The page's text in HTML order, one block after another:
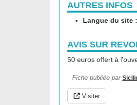
AUTRES INFOS
Langue du site :
AVIS SUR
50 euros offert à
Fiche publiée par
Visiter